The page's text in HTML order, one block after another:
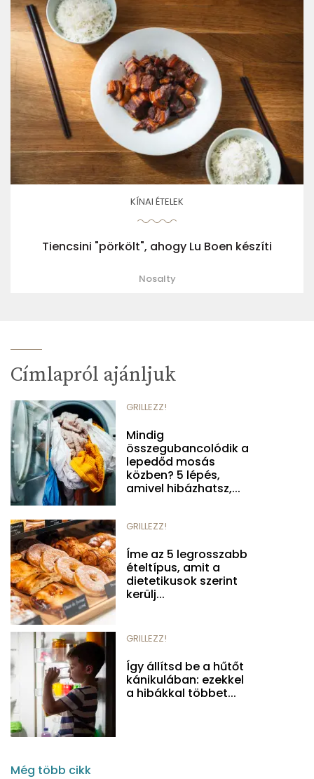
KÍNAI ÉTELEK
Tiencsini "pörkölt", ahogy Lu Boen készíti
Nosalty
Címlapról ajánljuk
GRILLEZZ!
Mindig
összegubancolódik a
lepedőd mosás
közben? 5 lépés,
amivel hibázhatsz,...
GRILLEZZ!
Íme az 5 legrosszabb
ételtípus, amit a
dietetikusok szerint
kerülj...
GRILLEZZ!
Így állítsd be a hűtőt
kánikulában: ezekkel
a hibákkal többet...
Még több cikk